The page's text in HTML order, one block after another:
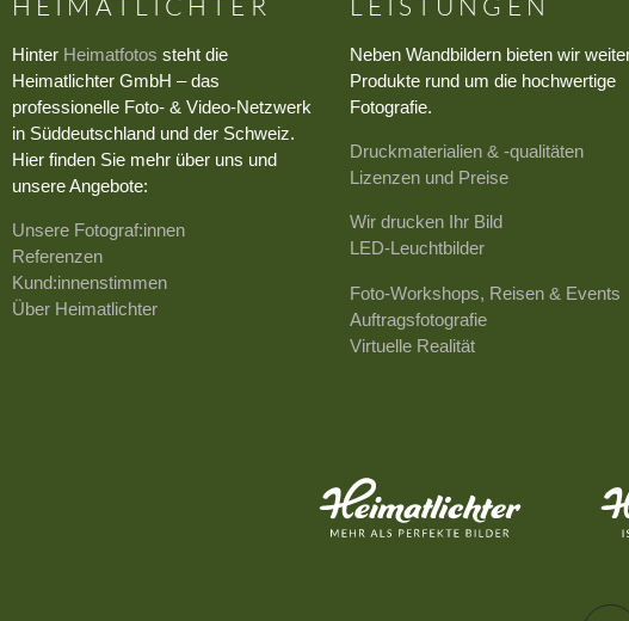
Hinter Heimatfotos steht die
Heimatlichter GmbH – das
professionelle Foto- & Video-Netzwerk
in Süddeutschland und der Schweiz.
Hier finden Sie mehr über uns und
unsere Angebote:
Unsere Fotograf:innen
Referenzen
Kund:innenstimmen
Über Heimatlichter
Neben Wandbildern bieten wir
Produkte rund um die hochwertige
Fotografie.
Druckmaterialien & -qualitäten
Lizenzen und Preise
Wir drucken Ihr Bild
LED-Leuchtbilder
Foto-Workshops, Reisen & Events
Auftragsfotografie
Virtuelle Realität